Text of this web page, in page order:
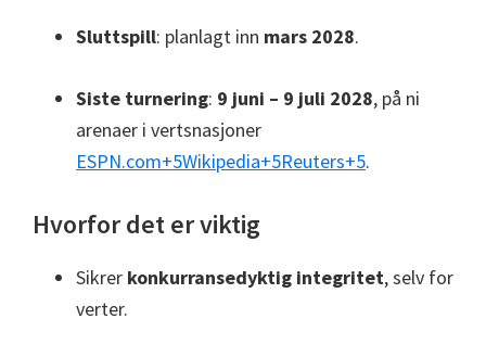
Sluttspill: planlagt inn mars 2028.
Siste turnering: 9 juni – 9 juli 2028, på ni
arenaer i vertsnasjoner
ESPN.com+5Wikipedia+5Reuters+5.
Hvorfor det er viktig
Sikrer konkurransedyktig integritet, selv for
verter.